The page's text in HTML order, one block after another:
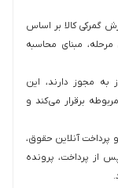
گمرکی کالا بر اساس
مبنای محاسبه
به مجوز دارند، این
برقرار می‌کند و
پرداخت آنلاین حقوق،
از پرداخت، پرونده